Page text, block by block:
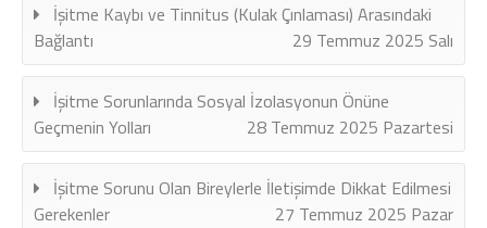
İşitme Kaybı ve Tinnitus (Kulak Çınlaması) Arasındaki
Bağlantı
29 Temmuz 2025 Salı
İşitme Sorunlarında Sosyal İzolasyonun Önüne
Geçmenin Yolları
28 Temmuz 2025 Pazartesi
İşitme Sorunu Olan Bireylerle İletişimde Dikkat Edilmesi
Gerekenler
27 Temmuz 2025 Pazar